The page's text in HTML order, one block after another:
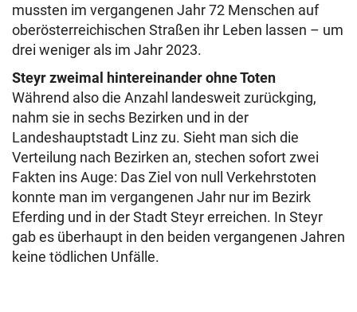
mussten im vergangenen Jahr 72 Menschen auf
oberösterreichischen Straßen ihr Leben lassen – um
drei weniger als im Jahr 2023.
Steyr zweimal hintereinander ohne Toten
Während also die Anzahl landesweit zurückging,
nahm sie in sechs Bezirken und in der
Landeshauptstadt Linz zu. Sieht man sich die
Verteilung nach Bezirken an, stechen sofort zwei
Fakten ins Auge: Das Ziel von null Verkehrstoten
konnte man im vergangenen Jahr nur im Bezirk
Eferding und in der Stadt Steyr erreichen. In Steyr
gab es überhaupt in den beiden vergangenen Jahren
keine tödlichen Unfälle.